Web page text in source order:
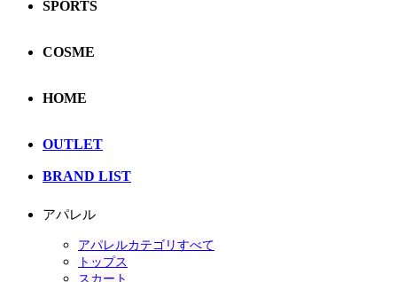
SPORTS
COSME
HOME
OUTLET
BRAND LIST
アパレル
アパレルカテゴリすべて
トップス
スカート